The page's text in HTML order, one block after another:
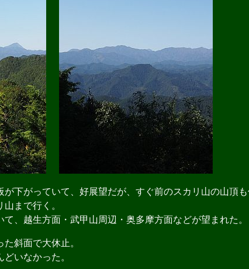
下がっていて、好展望だが、すぐ前のスカリ山の山頂も
まで行く。
、越生方面・武甲山周辺・奥多摩方面などが望まれた。
斜面で大休止。
いなかった。